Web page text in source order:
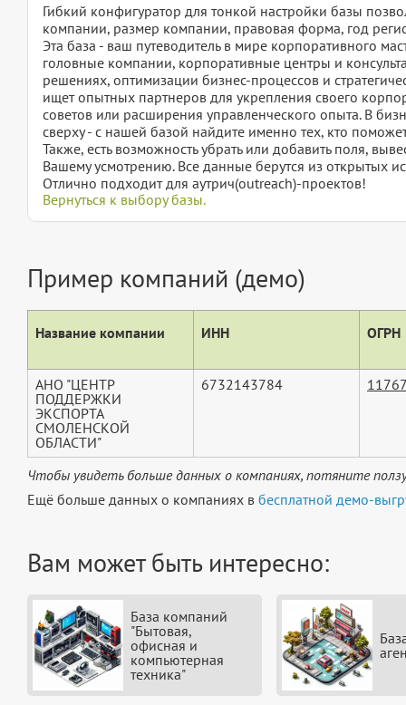
Гибкий конфигуратор для тонкой настройки базы
компании, размер компании, правовая форма, год
Эта база - ваш путеводитель в мире корпоративного
головные компании, корпоративные центры и
решениях, оптимизации бизнес-процессов и
ищет опытных партнеров для укрепления своего
советов или расширения управленческого опыта. В
сверху - с нашей базой найдите именно тех, кто
Также, есть возможность убрать или добавить поля,
Вашему усмотрению. Все данные берутся из открытых
Отлично подходит для аутрич(outreach)-проектов!
Вернуться к выбору базы.
Пример компаний (демо)
Название компании ИНН ОГРН
АНО "ЦЕНТР
ПОДДЕРЖКИ
ЭКСПОРТА
СМОЛЕНСКОЙ
ОБЛАСТИ"
6732143784
Чтобы увидеть больше данных о компаниях, потяните
Ещё больше данных о компаниях в бесплатной демо-
Вам может быть интересно:
База компаний
"Бытовая,
офисная и
компьютерная
техника"